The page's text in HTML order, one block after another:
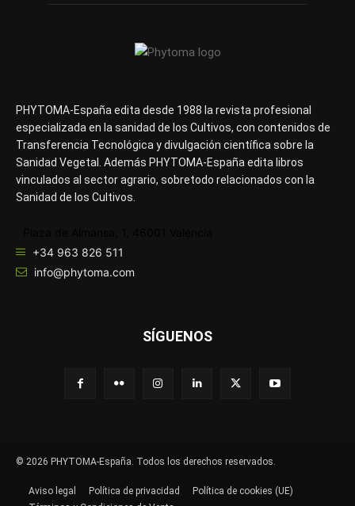
PHYTOMA-España edita desde 1988 la revista profesional
especializada en la sanidad de los Cultivos, con contenidos de
Transferencia Tecnológica y divulgación científica sobre la
Sanidad Vegetal. Además PHYTOMA-España edita libros
vinculados al sector agrario, sobretodo relacionados con la
Sanidad de los Cultivos.
+34 963 826 511
info@phytoma.com
SÍGUENOS
© 2026 PHYTOMA-España. Todos los derechos reservados.
Aviso legal Política de privacidad
Política de cookies (UE)